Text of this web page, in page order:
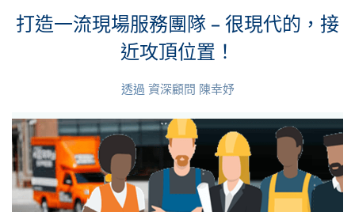
打造一流現場服務團隊 – 很現代的，接
近攻頂位置！
透過 資深顧問 陳幸妤